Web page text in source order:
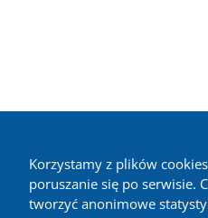
Korzystamy z plików
poruszanie się po serwisie.
tworzyć anonimowe